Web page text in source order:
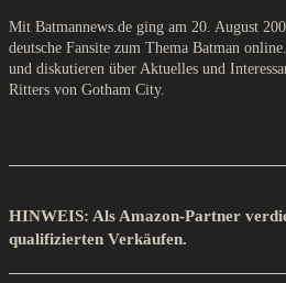
Mit Batmannews.de ging am 20. August
deutsche Fansite zum Thema Batman
und diskutieren über Aktuelles und
Ritters von Gotham City.
HINWEIS: Als Amazon-Partner
qualifizierten Verkäufen.